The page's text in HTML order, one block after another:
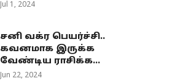
Jul 1, 2024
சனி வக்ர பெயர்ச்சி..
கவனமாக இருக்க
வேண்டிய ராசிக்க...
Jun 22, 2024